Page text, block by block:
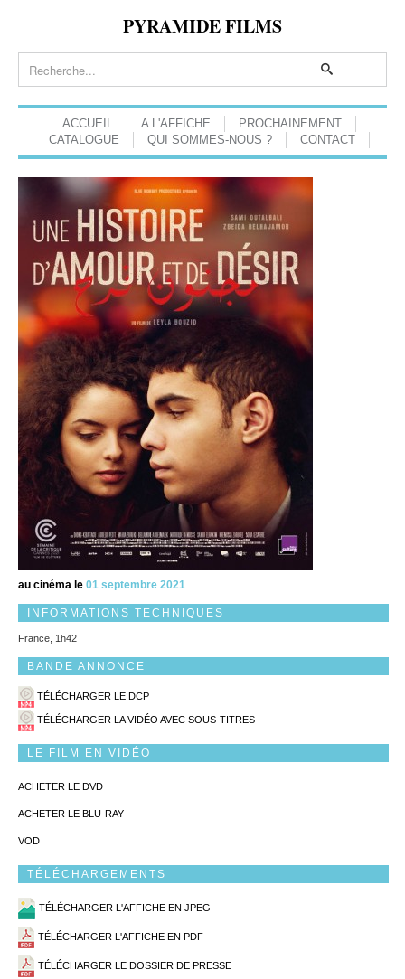
PYRAMIDE FILMS
ACCUEIL A L'AFFICHE
PROCHAINEMENT
CATALOGUE
QUI SOMMES-NOUS ? CONTACT
au cinéma le 01 septembre 2021
INFORMATIONS TECHNIQUES
France, 1h42
BANDE ANNONCE
TÉLÉCHARGER LE DCP
TÉLÉCHARGER LA VIDÉO AVEC SOUS-TITRES
LE FILM EN VIDÉO
ACHETER LE DVD
ACHETER LE BLU-RAY
VOD
TÉLÉCHARGEMENTS
TÉLÉCHARGER L'AFFICHE EN JPEG
TÉLÉCHARGER L'AFFICHE EN PDF
TÉLÉCHARGER LE DOSSIER DE PRESSE